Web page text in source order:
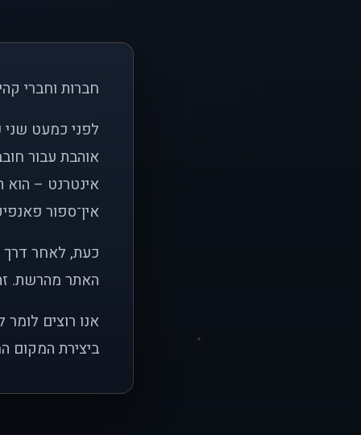
חברות וחברי
אוהבת עבור
אינטרנט – הוא
אין־ספור
כעת, לאחר דרך
האתר מהרשת.
אנו רוצים
ביצירת המקום